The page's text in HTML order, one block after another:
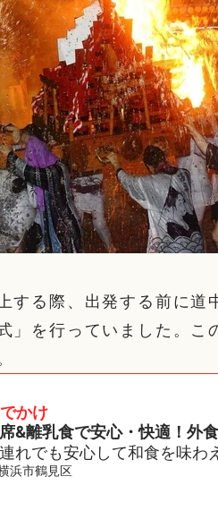
する際、出発する前に道
」を行っていました。こ
かけ
&離乳食で安心・快適！外
れでも安心して和食を味わ
浜市鶴見区